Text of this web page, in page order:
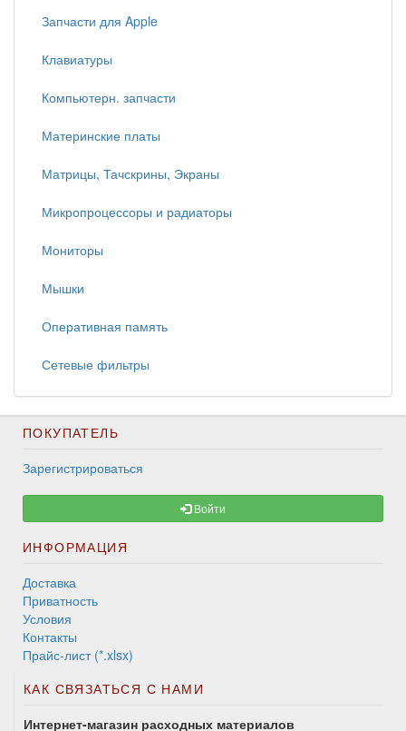
Запчасти для Apple
Клавиатуры
Компьютерн. запчасти
Материнские платы
Матрицы, Тачскрины, Экраны
Микропроцессоры и радиаторы
Мониторы
Мышки
Оперативная память
Сетевые фильтры
ПОКУПАТЕЛЬ
Зарегистрироваться
Войти
ИНФОРМАЦИЯ
Доставка
Приватность
Условия
Контакты
Прайс-лист (*.xlsx)
КАК СВЯЗАТЬСЯ С НАМИ
Интернет-магазин расходных материалов